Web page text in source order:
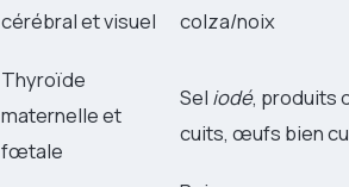
cérébral et visuel
colza/noix
Thyroïde
maternelle et
fœtale
Sel iodé, produits
cuits, œufs bien